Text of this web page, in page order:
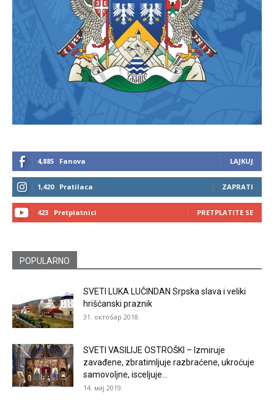
4,885 Fanova LAJKUJ
1,420 Pratilaca ZAPRATI
423 Pretplatnici PRETPLATITE SE
POPULARNO
SVETI LUKA LUČINDAN Srpska slava i veliki
hrišćanski praznik
31. октобар 2018.
SVETI VASILIJE OSTROŠKI – Izmiruje
zavađene, zbratimljuje razbraćene, ukroćuje
samovoljne, isceljuje...
14. мај 2019.